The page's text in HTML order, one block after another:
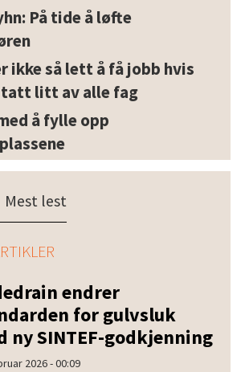
På tide å løfte
ikke så lett å få jobb hvis
tatt litt av alle fag
å fylle opp
Mest lest
endrer
for gulvsluk
ny SINTEF-godkjenning
2026 - 00:09